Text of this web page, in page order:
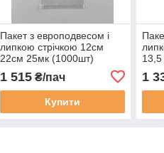
Пакет з европодвесом і
липкою стрічкою 12см
22см 25мк (1000шт)
1 515₴/пач
Купити
1